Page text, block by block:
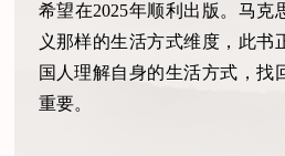
希望在2025年顺利出版。马克
义那样的生活方式维度，此书
国人理解自身的生活方式，找
重要。